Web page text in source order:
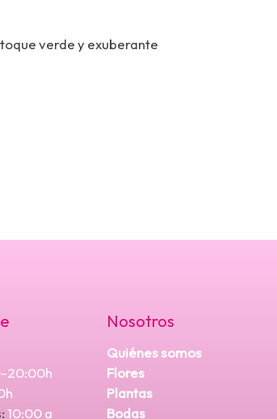
verde y exuberante
20:00h
10:00 a
Nosotros
Quiénes somos
Flores
Plantas
Bodas